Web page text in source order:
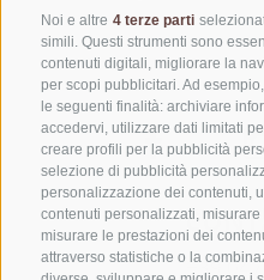
Noi e altre 4 terze parti
simili. Questi strumenti sono
contenuti digitali, migliorare la
per scopi pubblicitari. Ad
le seguenti finalità: archiviare
accedervi, utilizzare dati limitati
creare profili per la pubblicità
selezione di pubblicità
personalizzazione dei contenuti,
contenuti personalizzati,
misurare le prestazioni dei
attraverso statistiche o la+39